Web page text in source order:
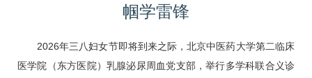
帼学雷锋
2026年三八妇女节即将到来之际，北京中医药大学第二临床
医学院（东方医院）乳腺泌尿周血党支部，举行多学科联合义诊